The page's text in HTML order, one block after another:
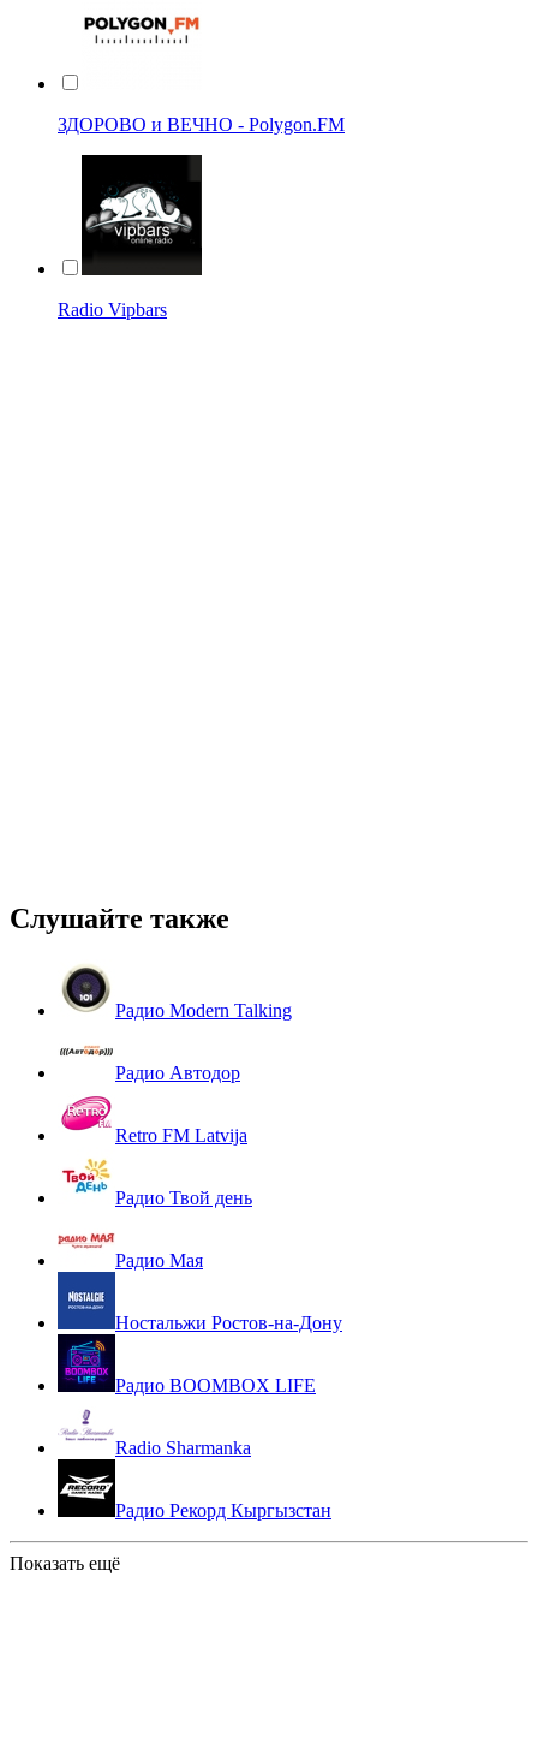
ЗДОРОВО и ВЕЧНО - Polygon.FM
Radio Vipbars
Слушайте также
Радио Modern Talking
Радио Автодор
Retro FM Latvija
Радио Твой день
Радио Мая
Ностальжи Ростов-на-Дону
Радио BOOMBOX LIFE
Radio Sharmanka
Радио Рекорд Кыргызстан
Показать ещё